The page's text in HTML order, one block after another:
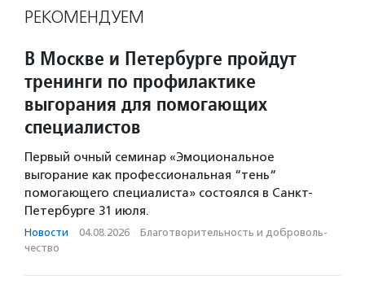
РЕКОМЕНДУЕМ
В Москве и Петербурге пройдут
тренинги по профилактике
выгорания для помогающих
специалистов
Первый очный семинар «Эмоциональное
выгорание как профессиональная “тень“
помогающего специалиста» состоялся в Санкт-
Петербурге 31 июля.
Новости · 04.08.2026 · Благотвори­тель­ность и доброволь­
чест­во